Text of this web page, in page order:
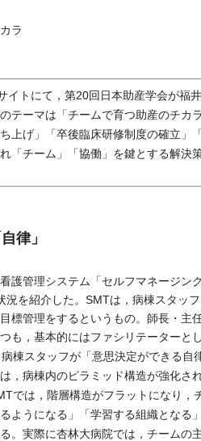
ラ
トにて，第20回日本助産学会が福
テーマは「チームで育つ助産のチ
上げ」「卒後臨床研修制度の確立
「チーム」「協働」を鍵とする解決
律」
護管理システム「セルフマネージン
況を紹介した。SMTは，病棟スタッ
標管理をするというもの。師長・主
も，基本的にはファシリテーターと
棟スタッフが「意思決定ができる自
，病棟内のピラミッド構造が強化さ
では，階層構造がフラットになり，
ようになる」「学習する組織となる
。実際に杏林大病院では，チームの